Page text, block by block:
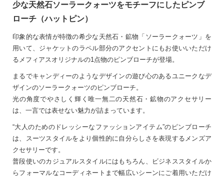
少な天然石ソーラークォーツをモチーフにしたピンブ
ローチ（ハットピン）
印象的な表情が特徴の希少な天然石・鉱物「ソーラークォーツ」を
用いて、ジャケットのラペル部分のアクセントにもお使いいただけ
るメフィアスオリジナルの1点物のピンブローチが登場。
まるでキャンディーのようなデザインの遊び心のあるユニークなデ
ザインのソーラークォーツのピンブローチ。
光の角度でやさしく輝く唯一無二の天然石・鉱物のアクセサリー
は、一言では表せない魅力が詰まっています。
“大人のためのドレッシーなファッションアイテム”のピンブローチ
は、スーツスタイルをより個性的に自分らしさを表現するメンズア
クセサリーです。
普段使いのカジュアルスタイルにはもちろん、ビジネススタイルか
らフォーマルなコーディネートまで幅広いシーンにご着用いただけ